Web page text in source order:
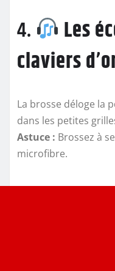
4.
Les
claviers
La brosse déloge la
dans les petites
Astuce : Brossez à
microfibre.